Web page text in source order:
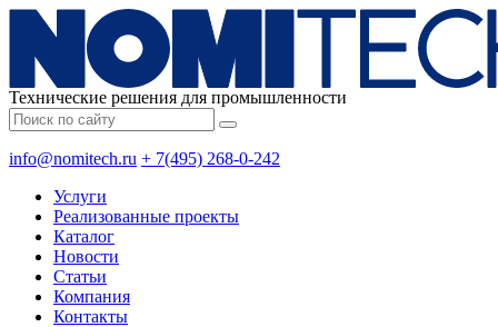
Технические решения для промышленности
info@nomitech.ru + 7(495) 268-0-242
Услуги
Реализованные проекты
Каталог
Новости
Статьи
Компания
Контакты